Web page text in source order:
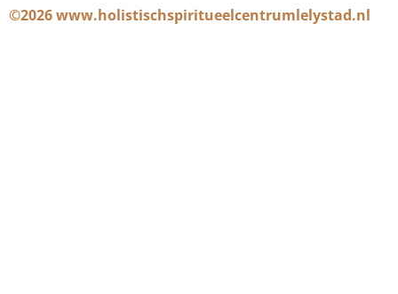
©2026 www.holistischspiritueelcentrumlelystad.nl